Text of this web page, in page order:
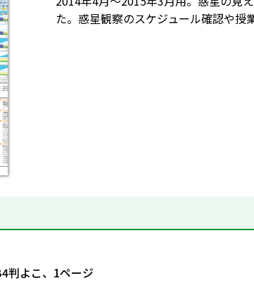
た。惑星観察のスケジュール確認や授
判よこ、1ページ